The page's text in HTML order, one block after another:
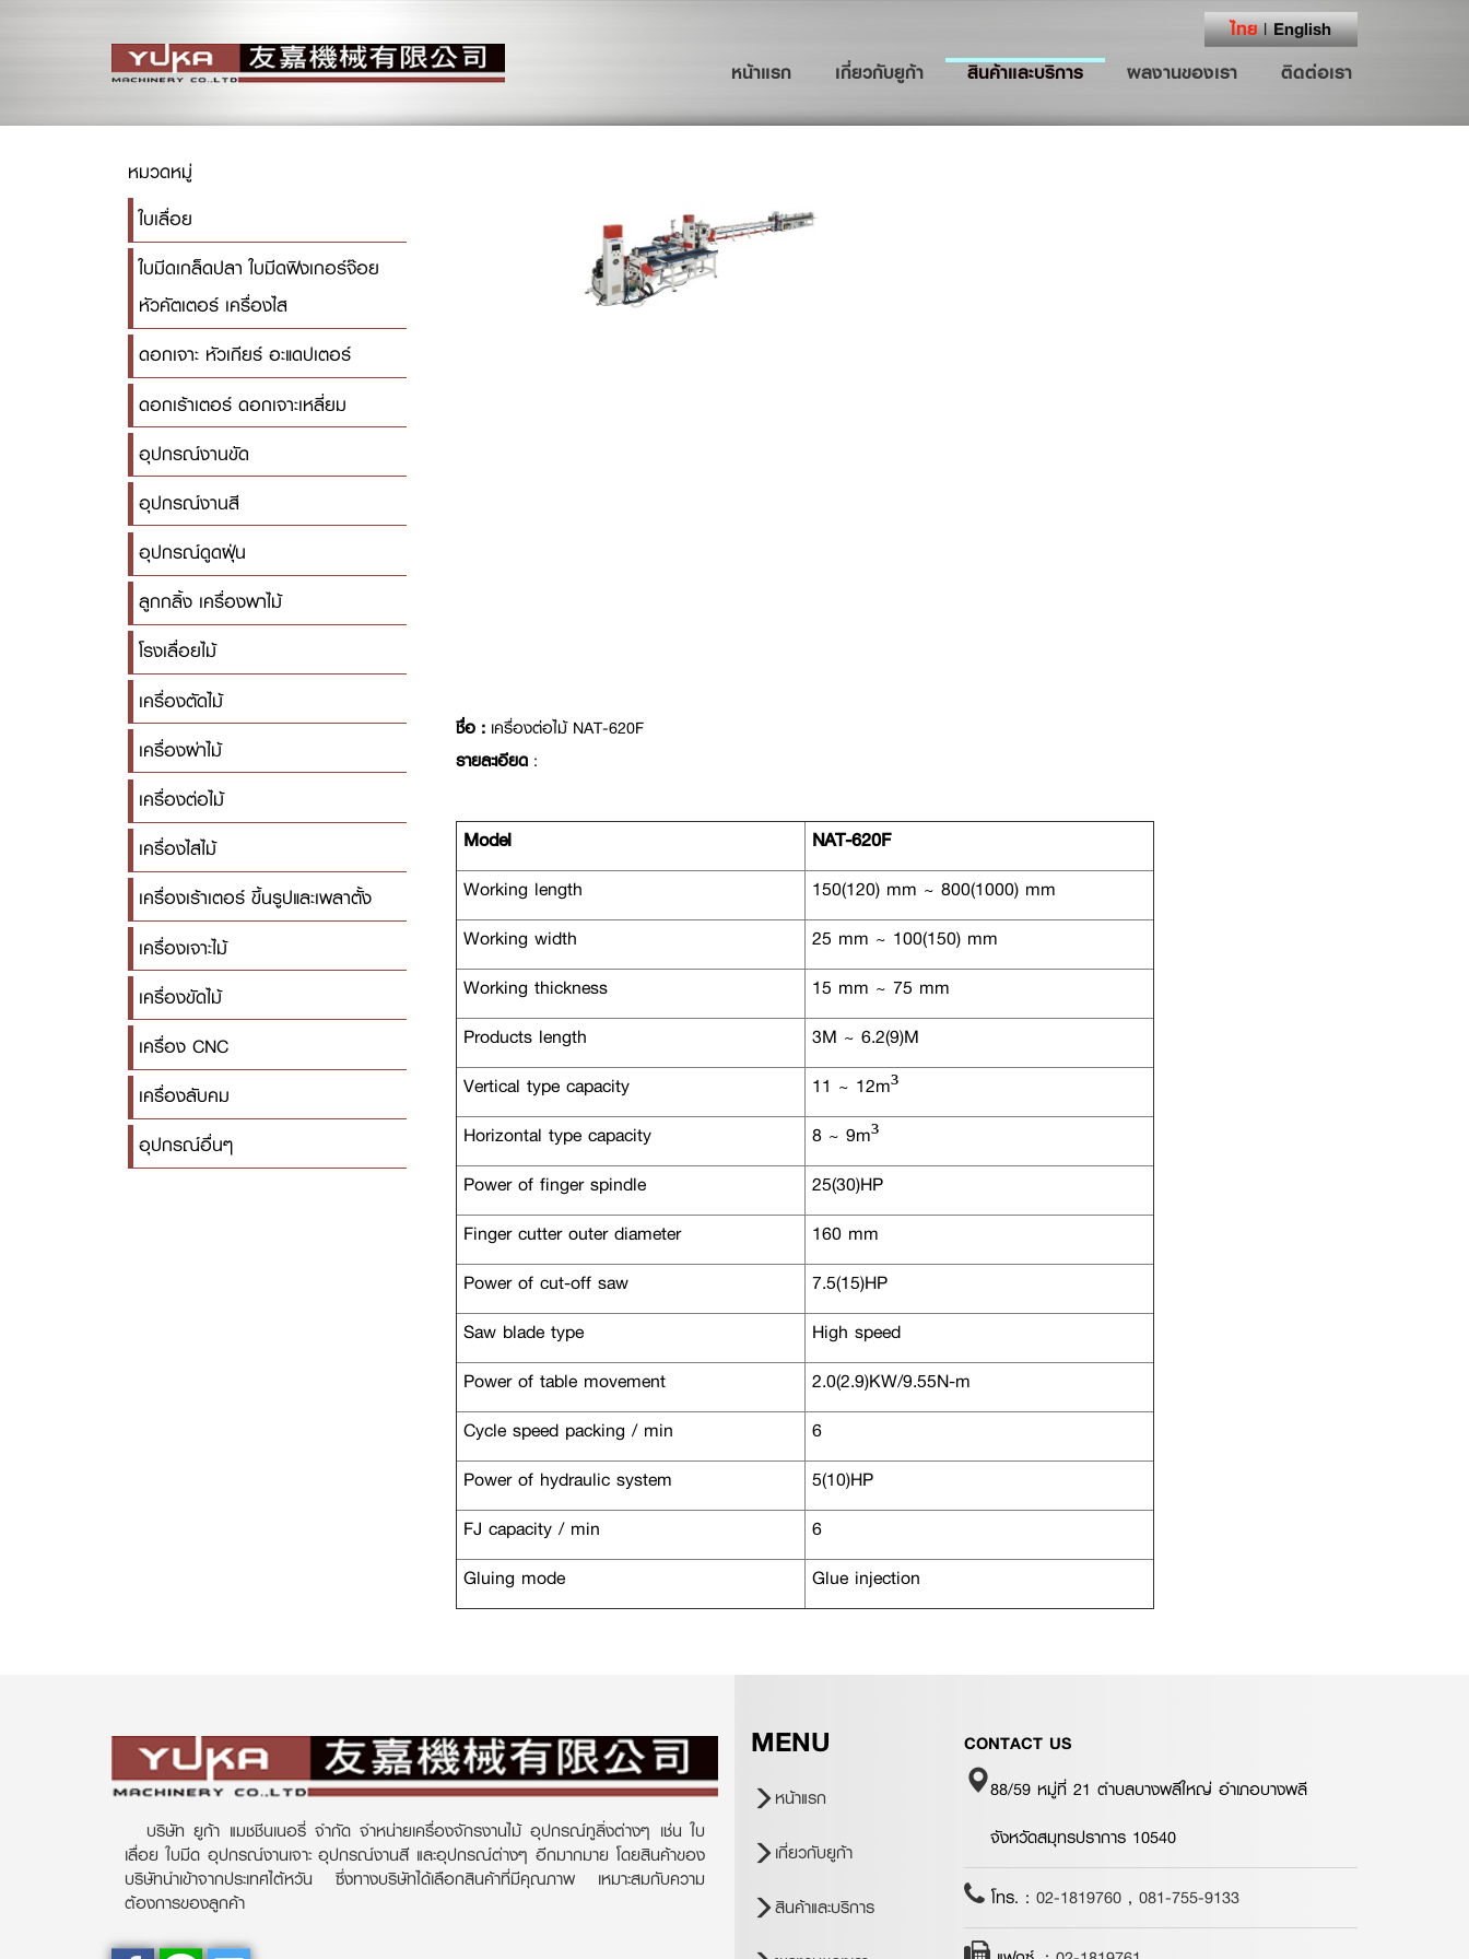
ไทย |English
หน้าแรก(current)เกี่ยวกับยูก้า สินค้าและบริการ ผลงานของเรา ติดต่อเรา
หมวดหมู่
ใบเลื่อย
ใบมีดเกล็ดปลา ใบมีดฟิงเกอร์จ๊อย
หัวคัตเตอร์ เครื่องไส
ดอกเจาะ หัวเกียร์ อะแดปเตอร์
ดอกเร้าเตอร์ ดอกเจาะเหลี่ยม
อุปกรณ์งานขัด
อุปกรณ์งานสี
อุปกรณ์ดูดฝุ่น
ลูกกลิ้ง เครื่องพาไม้
โรงเลื่อยไม้
เครื่องตัดไม้
เครื่องผ่าไม้
เครื่องต่อไม้
เครื่องไสไม้
เครื่องเร้าเตอร์ ขึ้นรูปและเพลาตั้ง
เครื่องเจาะไม้
เครื่องขัดไม้
เครื่อง CNC
เครื่องลับคม
อุปกรณ์อื่นๆ
ชื่อ : เครื่องต่อไม้ NAT-620F
รายละเอียด :
Model
NAT-620F
Working length
150(120) mm ~ 800(1000) mm
Working width
25 mm ~ 100(150) mm
Working thickness
15 mm ~ 75 mm
Products length
3M ~ 6.2(9)M
Vertical type capacity
11 ~ 12m³
Horizontal type capacity
8 ~ 9m³
Power of finger spindle
25(30)HP
Finger cutter outer diameter
160 mm
Power of cut-off saw
7.5(15)HP
Saw blade type
High speed
Power of table movement
2.0(2.9)KW/9.55N-m
Cycle speed packing / min
6
Power of hydraulic system
5(10)HP
FJ capacity / min
6
Gluing mode
Glue injection
บริษัท ยูก้า แมชชีนเนอรี่ จำกัด จำหน่ายเครื่องจักรงานไม้ อุปกรณ์ทูลิ่งต่างๆ เช่น ใบ
เลื่อย ใบมีด อุปกรณ์งานเจาะ อุปกรณ์งานสี และอุปกรณ์ต่างๆ อีกมากมาย โดยสินค้าของ
บริษัทนำเข้าจากประเทศไต้หวัน ซึ่งทางบริษัทได้เลือกสินค้าที่มีคุณภาพ เหมาะสมกับความ
ต้องการของลูกค้า
MENU
หน้าแรก
เกี่ยวกับยูก้า
สินค้าและบริการ
CONTACT US
88/59 หมู่ที่ 21 ตำบลบางพลีใหญ่ อำเภอบางพลี
จังหวัดสมุทรปราการ 10540
โทร. : 02-1819760 , 081-755-9133